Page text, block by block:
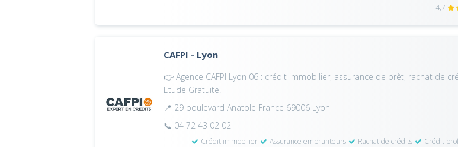
4,7
CAFPI - Lyon
👉 Agence CAFPI Lyon 06 : crédit immobilier, assurance de prêt, rachat de
Etude Gratuite.
📍 29 boulevard Anatole France 69006 Lyon
📞 04 72 43 02 02
Crédit immobilier Assurance emprunteurs Rachat de crédits
Crédit